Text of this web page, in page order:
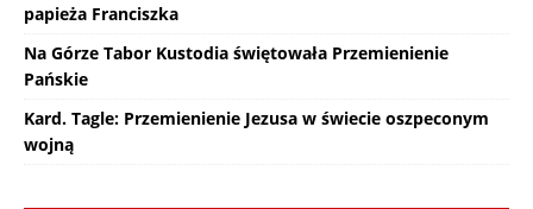
papieża Franciszka
Na Górze Tabor Kustodia świętowała Przemienienie
Pańskie
Kard. Tagle: Przemienienie Jezusa w świecie oszpeconym
wojną